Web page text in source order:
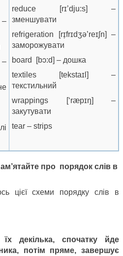
reduce [rɪ’dju:s] –
зменшувати
refrigeration [rɪ̗frɪdʒə’reɪʃn] –
заморожувати
board [bɔ:d] – дошка
textiles [tekstaɪl] –
текстильний
wrappings [‘ræpɪŋ] –
закутувати
tear – strips
про порядок слів в
цієї схеми порядку слів в
декілька, спочатку йде
потім пряме, завершує